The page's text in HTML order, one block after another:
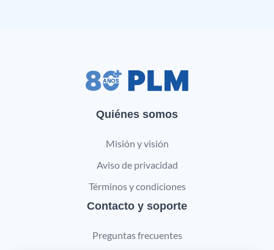
Quiénes somos
Misión y visión
Aviso de privacidad
Términos y condiciones
Contacto y soporte
Preguntas frecuentes